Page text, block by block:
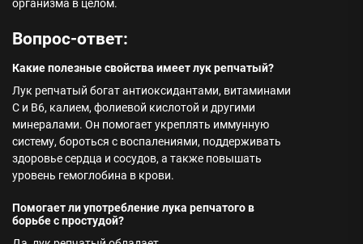
организма в целом.
Вопрос-ответ:
Какие полезные свойства имеет лук репчатый?
Лук репчатый богат антиоксидантами, витаминами
C и B6, калием, фолиевой кислотой и другими
минералами. Он помогает укреплять иммунную
систему, бороться с воспалениями, поддерживать
здоровье сердца и сосудов, а также повышать
уровень гемоглобина в крови.
Помогает ли употребление лука репчатого в
борьбе с простудой?